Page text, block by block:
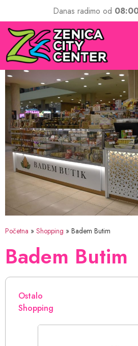
Danas radimo od
Početna » Shopping » Badem Butim
Badem Butim
Ostalo
Shopping